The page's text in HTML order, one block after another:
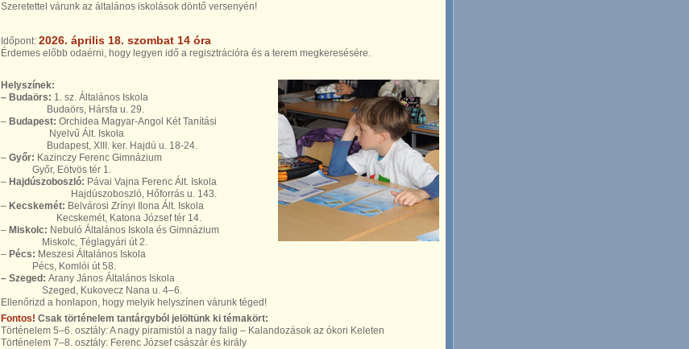
Szeretettel várunk az általános iskolások döntő versenyén!
Időpont: 2026. április 18. szombat 14 óra
Érdemes előbb odaérni, hogy legyen idő a regisztrációra és a terem megkeresésére.
Helyszínek:
– Budaörs: 1. sz. Általános Iskola
Budaörs, Hársfa u. 29.
– Budapest: Orchidea Magyar-Angol Két Tanítási
Nyelvű Ált. Iskola
Budapest, XIII. ker. Hajdú u. 18-24.
– Győr: Kazinczy Ferenc Gimnázium
Győr, Eötvös tér 1.
– Hajdúszoboszló: Pávai Vajna Ferenc Ált. Iskola
Hajdúszoboszló, Hőforrás u. 143.
– Kecskemét: Belvárosi Zrínyi Ilona Ált. Iskola
Kecskemét, Katona József tér 14.
– Miskolc: Nebuló Általános Iskola és Gimnázium
Miskolc, Téglagyári út 2.
– Pécs: Meszesi Általános Iskola
Pécs, Komlói út 58.
– Szeged: Arany János Általános Iskola
Szeged, Kukovecz Nana u. 4–6.
Ellenőrizd a honlapon, hogy melyik helyszínen várunk téged!
Fontos! Csak történelem tantárgyból jelöltünk ki témakört:
Történelem 5–6. osztály: A nagy piramistól a nagy falig – Kalandozások az ókori Keleten
Történelem 7–8. osztály: Ferenc József császár és király